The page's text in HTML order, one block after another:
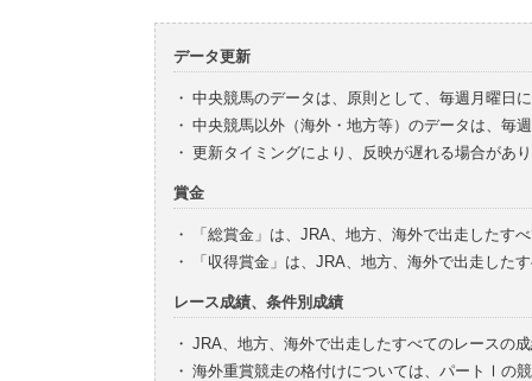
データ更新
・ 中央競馬のデータは、原則として、毎週月曜日
・ 中央競馬以外（海外・地方等）のデータは、毎
・ 更新タイミングにより、反映が遅れる場合があ
賞金
・
「総賞金」は、JRA、地方、海外で出走したす
・
「収得賞金」は、JRA、地方、海外で出走した
レース成績、条件別成績
・ JRA、地方、海外で出走したすべてのレースの
・ 海外重賞競走の格付けについては、パートⅠの